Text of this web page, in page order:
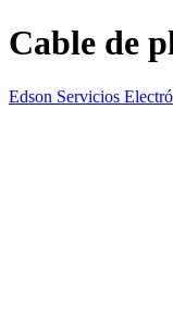
Cable de
Edson Servicios